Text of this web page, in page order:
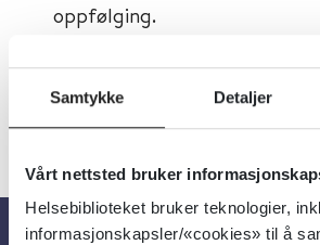
Samtykke Detaljer
Vårt nettsted bruker
Helsebiblioteket bruker teknologier,
informasjonskapsler/«cookies» til å
oppfølging.